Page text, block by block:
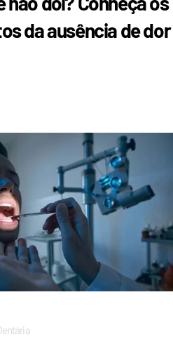
da ausência de dor